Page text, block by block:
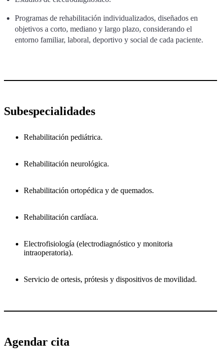
Programas de rehabilitación individualizados, diseñados en
objetivos a corto, mediano y largo plazo, considerando el
entorno familiar, laboral, deportivo y social de cada paciente.
Subespecialidades
Rehabilitación pediátrica.
Rehabilitación neurológica.
Rehabilitación ortopédica y de quemados.
Rehabilitación cardíaca.
Electrofisiología (electrodiagnóstico y monitoria
intraoperatoria).
Servicio de ortesis, prótesis y dispositivos de movilidad.
Agendar cita